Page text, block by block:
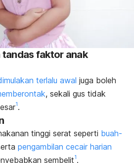
tandas faktor anak
terlalu awal juga boleh
, sekali gus tidak
1.
tinggi serat seperti buah-
pengambilan cecair harian
sembelit1.